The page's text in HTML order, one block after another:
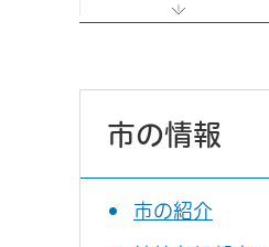
市の情報
市の紹介